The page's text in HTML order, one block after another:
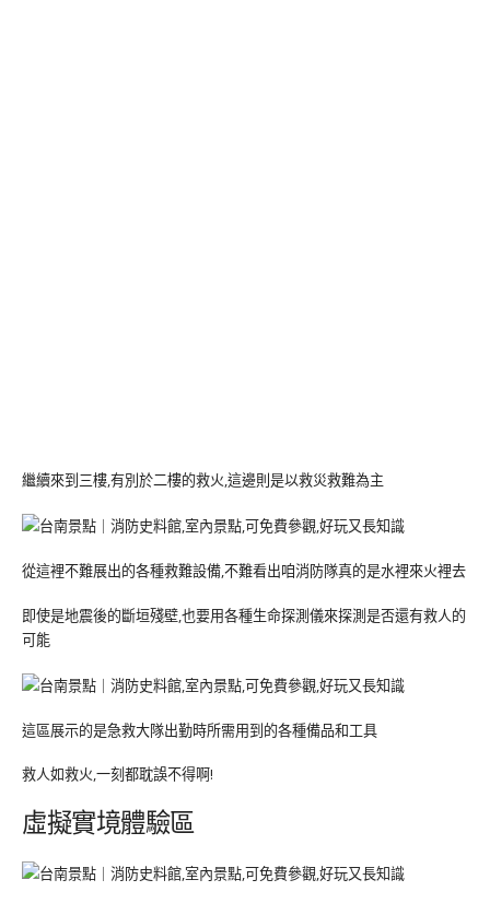
繼續來到三樓,有別於二樓的救火,這邊則是以救災救難為主
從這裡不難展出的各種救難設備,不難看出咱消防隊真的是水裡來火裡去
即使是地震後的斷垣殘壁,也要用各種生命探測儀來探測是否還有救人的
可能
這區展示的是急救大隊出勤時所需用到的各種備品和工具
救人如救火,一刻都耽誤不得啊!
虛擬實境體驗區